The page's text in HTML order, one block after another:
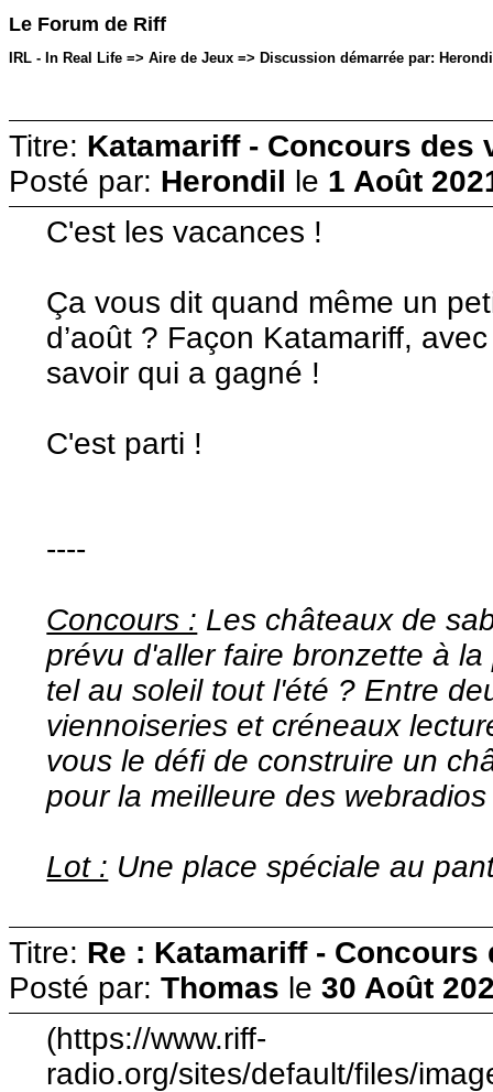
Le Forum de Riff
IRL - In Real Life => Aire de Jeux => Discussion démarrée par:
Titre: Katamariff - Concours des
Posté par: Herondil le 1 Août
C'est les vacances !
Ça vous dit quand même un
d’août ? Façon Katamariff,
savoir qui a gagné !
C'est parti !
----
Concours : Les châteaux de
prévu d'aller faire bronzette à
tel au soleil tout l'été ? Entre
viennoiseries et créneaux
vous le défi de construire un
pour la meilleure des
Lot : Une place spéciale au
Titre: Re : Katamariff - Concours
Posté par: Thomas le 30 Août
(https://www.riff-
radio.org/sites/default/files/